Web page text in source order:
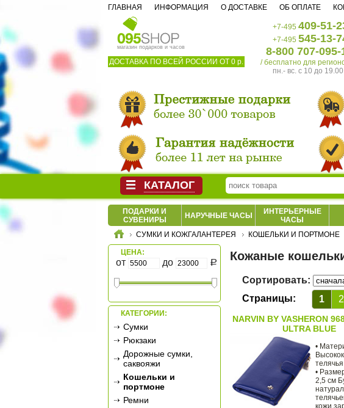
магазин подарков и часов
ДОСТАВКА ПО ВСЕЙ РОССИИ ОТ 0 р.
+7-495 409-51-
+7-495 545-13-
8-800 707-095-
/ бесплатно для
пн.- вс. c 10 до 19.00
ГЛАВНАЯ ИНФОРМАЦИЯ О ДОСТАВКЕ ОБ ОПЛАТЕ
ПОДАРКИ И
СУВЕНИРЫ
НАРУЧНЫЕ ЧАСЫ
ИНТЕРЬЕРНЫЕ
ЧАСЫ
СУМКИ И КОЖГАЛАНТЕРЕЯ КОШЕЛЬКИ И ПОРТМОНЕ
ЦЕНА:
от до Р
КАТЕГОРИИ:
Сумки
Рюкзаки
Дорожные сумки,
саквояжи
Кошельки и
портмоне
Ремни
Кожаные
Сортировать:
Страницы:
1 2
NARVIN BY VASHERON
ULTRA BLUE
•
•
2,5 см
КАТАЛОГ